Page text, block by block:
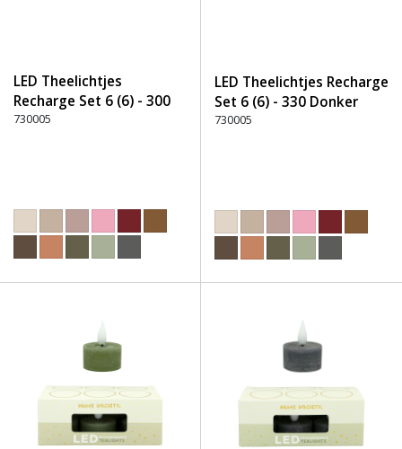
LED Theelichtjes
Recharge Set 6 (6) - 300
Bruin
730005
LED Theelichtjes Recharge
Set 6 (6) - 330 Donker
Bruin
730005